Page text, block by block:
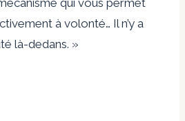
à volonté… Il n’y a
là-dedans. »